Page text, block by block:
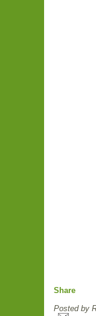
Share
Posted by